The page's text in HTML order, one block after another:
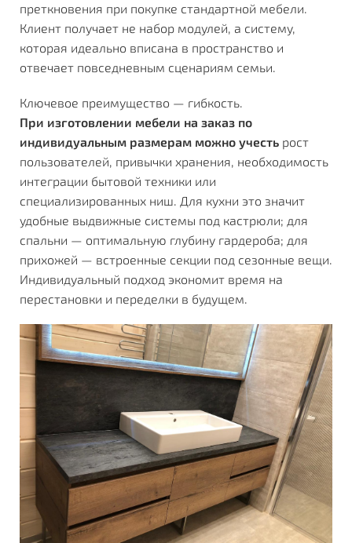
преткновения при покупке стандартной мебели.
Клиент получает не набор модулей, а систему,
которая идеально вписана в пространство и
отвечает повседневным сценариям семьи.
Ключевое преимущество — гибкость.
При изготовлении мебели на заказ по
индивидуальным размерам можно учесть рост
пользователей, привычки хранения, необходимость
интеграции бытовой техники или
специализированных ниш. Для кухни это значит
удобные выдвижные системы под кастрюли; для
спальни — оптимальную глубину гардероба; для
прихожей — встроенные секции под сезонные вещи.
Индивидуальный подход экономит время на
перестановки и переделки в будущем.